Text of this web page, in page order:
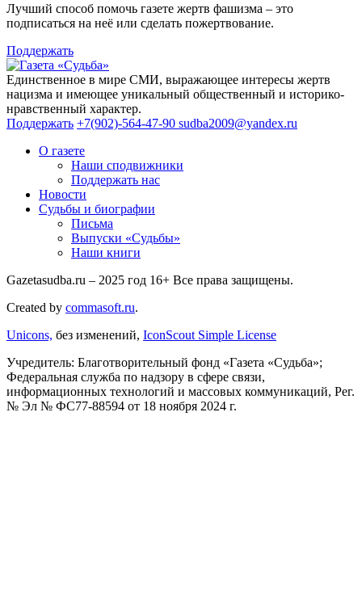
Лучший способ помочь газете жертв фашизма – это
подписаться на неё или сделать пожертвование.
Поддержать
Единственное в мире СМИ, выражающее интересы жертв
нацизма и имеющее уникальный общественный и историко-
нравственный характер.
Поддержать +7(902)-564-47-90 sudba2009@yandex.ru
О газете
Наши сподвижники
Поддержать нас
Новости
Судьбы и биографии
Письма
Выпуски «Судьбы»
Наши книги
Gazetasudba.ru – 2025 год 16+ Все права защищены.
Created by commasoft.ru.
Unicons, без изменений, IconScout Simple License
Учредитель: Благотворительный фонд «Газета «Судьба»;
Федеральная служба по надзору в сфере связи,
информационных технологий и массовых коммуникаций, Рег.
№ Эл № ФС77-88594 от 18 ноября 2024 г.